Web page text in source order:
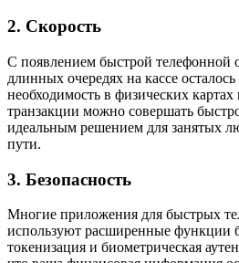
2. Скорость
С появлением быстрой телефонной
длинных очередях на кассе
необходимость в физических
транзакции можно совершать
идеальным решением для занятых
пути.
3. Безопасность
Многие приложения для быстрых
используют расширенные функции
токенизация и биометрическая